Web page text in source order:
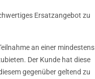
Ersatzangebot zu
an einer mindestens
Der Kunde hat diese
gegenüber geltend zu